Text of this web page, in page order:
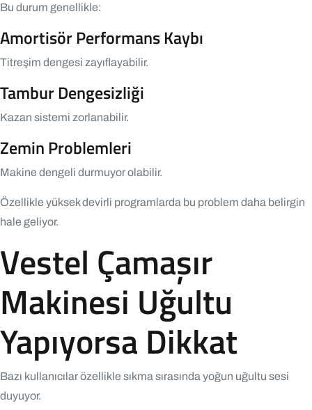
Bu durum genellikle:
Amortisör Performans Kaybı
Titreşim dengesi zayıflayabilir.
Tambur Dengesizliği
Kazan sistemi zorlanabilir.
Zemin Problemleri
Makine dengeli durmuyor olabilir.
Özellikle yüksek devirli programlarda bu problem daha belirgin
hale geliyor.
Vestel Çamaşır
Makinesi Uğultu
Yapıyorsa Dikkat
Bazı kullanıcılar özellikle sıkma sırasında yoğun uğultu sesi
duyuyor.